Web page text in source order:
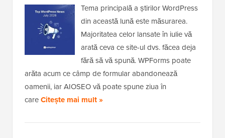
Tema principală a știrilor WordPress
din această lună este măsurarea.
Majoritatea celor lansate în iulie vă
arată ceva ce site-ul dvs. făcea deja
fără să vă spună. WPForms poate
arăta acum ce câmp de formular abandonează
oamenii, iar AIOSEO vă poate spune ziua în
careCitește mai mult »